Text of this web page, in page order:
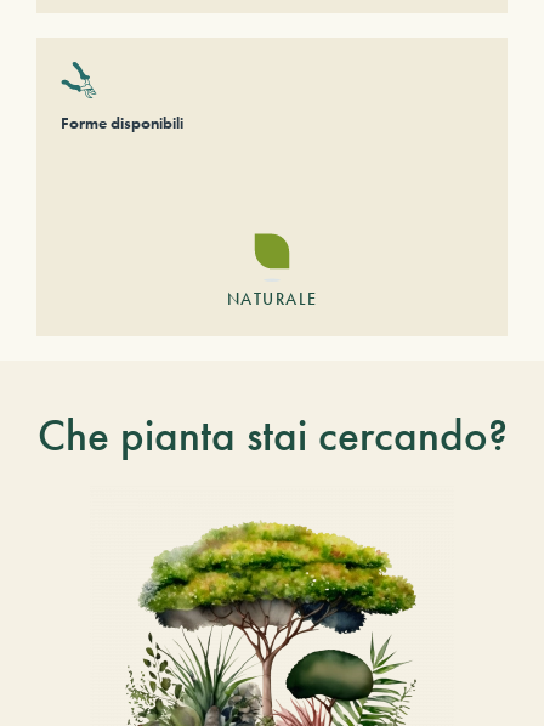
Forme disponibili
NATURALE
Che pianta stai cercando?